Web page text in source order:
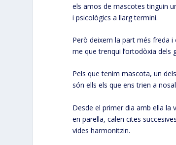
els amos de mascotes tinguin
i psicològics a llarg termini.
Però deixem la part més freda
me que trenqui l’ortodòxia dels
Pels que tenim mascota, un
són ells els que ens trien a
Desde el primer dia amb ella la
en parella, calen cites
vides harmonitzin.